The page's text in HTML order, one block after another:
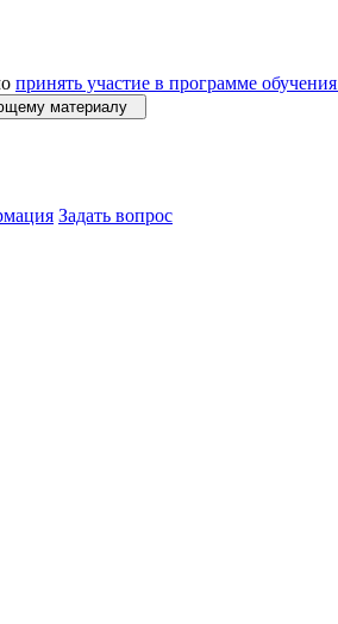
принять участие в программе обучения
материалу
Задать вопрос